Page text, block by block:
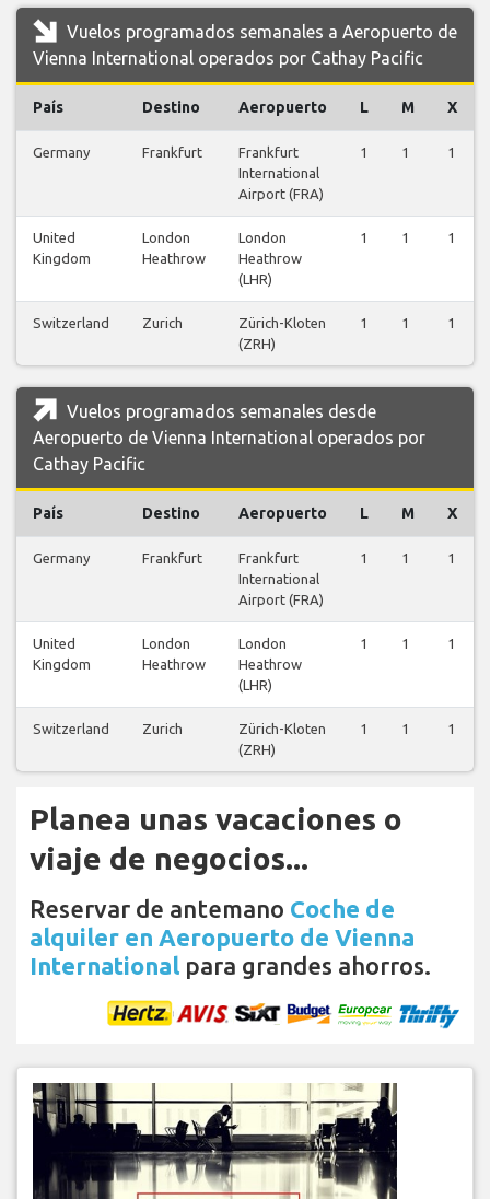
Vuelos programados semanales a Aeropuerto de
Vienna International operados por Cathay Pacific
País Destino Aeropuerto L M X
Germany Frankfurt
Frankfurt
International
Airport (FRA)
1 1 1
United
Kingdom
London
Heathrow
London
Heathrow
(LHR)
1 1 1
Switzerland Zurich
Zürich-Kloten
(ZRH)
1 1 1
Vuelos programados semanales desde
Aeropuerto de Vienna International operados por
Cathay Pacific
País Destino Aeropuerto L M X
Germany Frankfurt
Frankfurt
International
Airport (FRA)
1 1 1
United
Kingdom
London
Heathrow
London
Heathrow
(LHR)
1 1 1
Switzerland Zurich
Zürich-Kloten
(ZRH)
1 1 1
Planea unas vacaciones o
viaje de negocios...
Reservar de antemano Coche de
alquiler en Aeropuerto de Vienna
International para grandes ahorros.